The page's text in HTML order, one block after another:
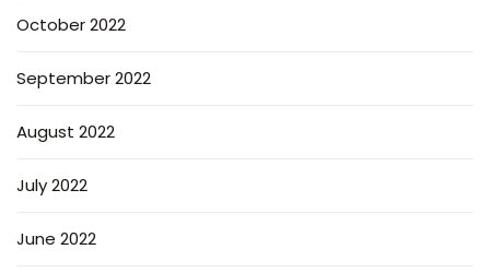
October 2022
September 2022
August 2022
July 2022
June 2022